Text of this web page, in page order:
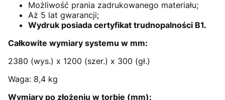
Możliwość prania zadrukowanego materiału;
Aż 5 lat gwarancji;
Wydruk posiada certyfikat trudnopalności B1.
Całkowite wymiary systemu w mm:
2380 (wys.) x 1200 (szer.) x 300 (gł.)
Waga: 8,4 kg
Wymiary po złożeniu w torbie (mm):